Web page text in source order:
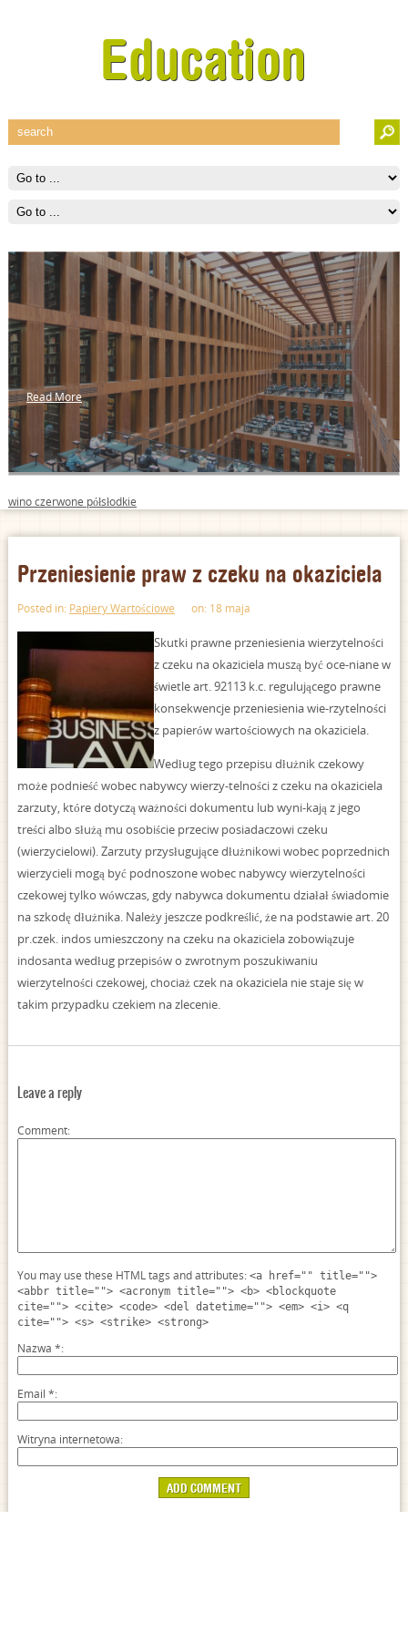
Read More
wino czerwone półsłodkie
Przeniesienie praw z czeku na okaziciela
Posted in: Papiery Wartościowe on: 18 maja
Skutki prawne przeniesienia wierzytelności
z czeku na okaziciela muszą być oce-niane w
świetle art. 92113 k.c. regulującego prawne
konsekwencje przeniesienia wie-rzytelności
z papierów wartościowych na okaziciela.
Według tego przepisu dłużnik czekowy
może podnieść wobec nabywcy wierzy-telności z czeku na okaziciela
zarzuty, które dotyczą ważności dokumentu lub wyni-kają z jego
treści albo służą mu osobiście przeciw posiadaczowi czeku
(wierzycielowi). Zarzuty przysługujące dłużnikowi wobec poprzednich
wierzycieli mogą być podnoszone wobec nabywcy wierzytelności
czekowej tylko wówczas, gdy nabywca dokumentu działał świadomie
na szkodę dłużnika. Należy jeszcze podkreślić, że na podstawie art. 20
pr.czek. indos umieszczony na czeku na okaziciela zobowiązuje
indosanta według przepisów o zwrotnym poszukiwaniu
wierzytelności czekowej, chociaż czek na okaziciela nie staje się w
takim przypadku czekiem na zlecenie.
Leave a reply
Comment
You may use these HTML tags and attributes: <a href="" title="">
<abbr title=""> <acronym title=""> <b> <blockquote
cite=""> <cite> <code> <del datetime=""> <em> <i> <q
cite=""> <s> <strike> <strong>
Nazwa *
Email *
Witryna internetowa